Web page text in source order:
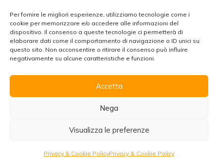
Per fornire le migliori esperienze, utilizziamo tecnologie come i
cookie per memorizzare e/o accedere alle informazioni del
dispositivo. Il consenso a queste tecnologie ci permetterà di
elaborare dati come il comportamento di navigazione o ID unici su
questo sito. Non acconsentire o ritirare il consenso può influire
negativamente su alcune caratteristiche e funzioni.
Accetta
Nega
Visualizza le preferenze
Privacy & Cookie PolicyPrivacy & Cookie Policy
Enogastronomia
Lo sai che
Racconti di viaggio
Social Wall
Contatti
24/7 support
Richiedi preventivo
Organizzare un viaggio in Marocco
viaggiare senza pensieri!
Scarica